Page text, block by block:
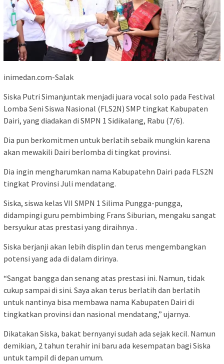
inimedan.com-Salak
Siska Putri Simanjuntak menjadi juara vocal solo pada Festival
Lomba Seni Siswa Nasional (FLS2N) SMP tingkat Kabupaten
Dairi, yang diadakan di SMPN 1 Sidikalang, Rabu (7/6).
Dia pun berkomitmen untuk berlatih sebaik mungkin karena
akan mewakili Dairi berlomba di tingkat provinsi.
Dia ingin mengharumkan nama Kabupatehn Dairi pada FLS2N
tingkat Provinsi Juli mendatang.
Siska, siswa kelas VII SMPN 1 Silima Pungga-pungga,
didampingi guru pembimbing Frans Siburian, mengaku sangat
bersyukur atas prestasi yang diraihnya .
Siska berjanji akan lebih displin dan terus mengembangkan
potensi yang ada di dalam dirinya.
“Sangat bangga dan senang atas prestasi ini. Namun, tidak
cukup sampai di sini. Saya akan terus berlatih dan berlatih
untuk nantinya bisa membawa nama Kabupaten Dairi di
tingkatkan provinsi dan nasional mendatang,” ujarnya.
Dikatakan Siska, bakat bernyanyi sudah ada sejak kecil. Namun
demikian, 2 tahun terahir ini baru ada kesempatan bagi Siska
untuk tampil di depan umum.